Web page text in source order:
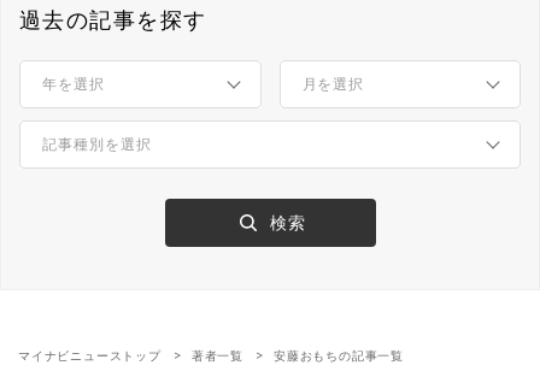
過去の記事を探す
マイナビニューストップ 著者一覧 安藤おもちの記事一覧